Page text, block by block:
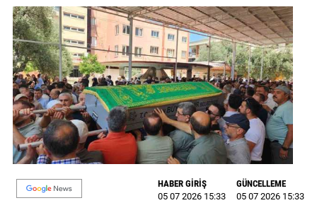
SİYASET
EKONOMİ
DÜNYA
MAGAZİN
GALERİ
YAZARLAR
HABER GİRİŞ
05 07 2026 15:33
GÜNCELLEME
05 07 2026 15:33